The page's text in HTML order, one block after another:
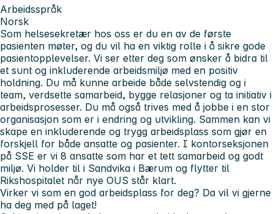
Arbeidsspråk
Norsk
Som helsesekretær hos oss er du en av de første
pasienten møter, og du vil ha en viktig rolle i å sikre gode
pasientopplevelser. Vi ser etter deg som ønsker å bidra til
et sunt og inkluderende arbeidsmiljø med en positiv
holdning. Du må kunne arbeide både selvstendig og i
team, verdsette samarbeid, bygge relasjoner og ta initiativ i
arbeidsprosesser. Du må også trives med å jobbe i en stor
organisasjon som er i endring og utvikling. Sammen kan vi
skape en inkluderende og trygg arbeidsplass som gjør en
forskjell for både ansatte og pasienter. I kontorseksjonen
på SSE er vi 8 ansatte som har et tett samarbeid og godt
miljø. Vi holder til i Sandvika i Bærum og flytter til
Rikshospitalet når nye OUS står klart.
Virker vi som en god arbeidsplass for deg? Da vil vi gjerne
ha deg med på laget!